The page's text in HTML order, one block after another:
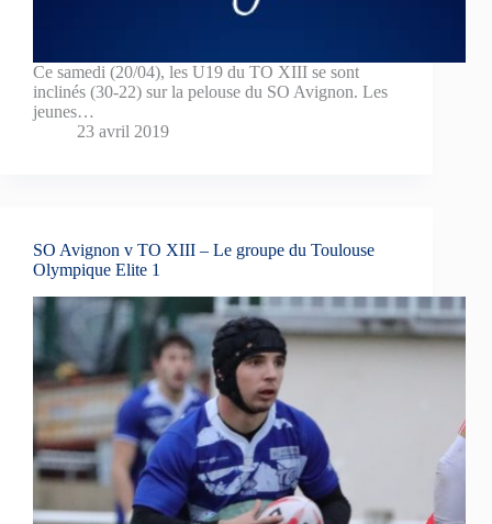
Ce samedi (20/04), les U19 du TO XIII se sont
inclinés (30-22) sur la pelouse du SO Avignon. Les
jeunes…
23 avril 2019
SO Avignon v TO XIII – Le groupe du Toulouse
Olympique Elite 1